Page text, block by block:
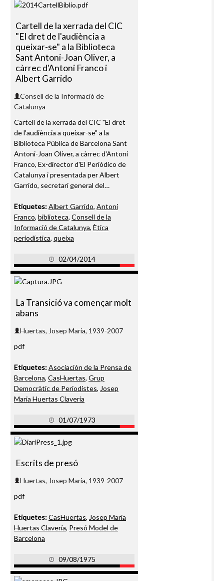
Cartell de la xerrada del CIC
"El dret de l'audiència a
queixar-se" a la Biblioteca
Sant Antoni-Joan Oliver, a
càrrec d'Antoni Franco i
Albert Garrido
Consell de la Informació de
Catalunya
Cartell de la xerrada del CIC "El dret
de l'audiència a queixar-se" a la
Biblioteca Pública de Barcelona Sant
Antoni-Joan Oliver, a càrrec d'Antoni
Franco, Ex-director d'El Periódico de
Catalunya i presentada per Albert
Garrido, secretari general del…
Etiquetes:Albert Garrido, Antoni
Franco, biblioteca, Consell de la
Informació de Catalunya, Ètica
periodística, queixa
02/04/2014
La Transició va començar molt
abans
pdf
Etiquetes:Asociación de la Prensa de
Barcelona, CasHuertas, Grup
Democràtic de Periodistes, Josep
Maria Huertas Clavería
01/07/1973
Escrits de presó
pdf
Etiquetes:CasHuertas, Josep Maria
Huertas Clavería, Presó Model de
Barcelona
09/08/1975